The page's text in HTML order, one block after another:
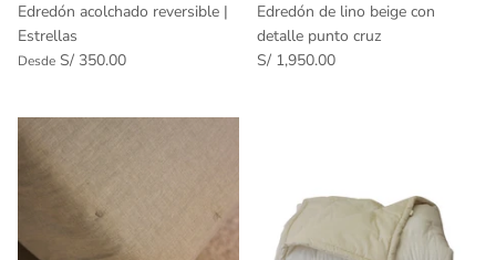
Edredón acolchado reversible |
Estrellas
Desde S/ 350.00
Edredón de lino beige con
detalle punto cruz
S/ 1,950.00